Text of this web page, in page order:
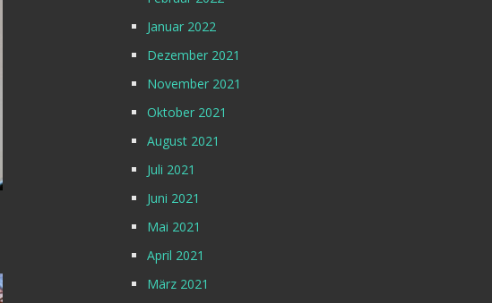
Januar 2022
Dezember 2021
November 2021
Oktober 2021
August 2021
Juli 2021
Juni 2021
Mai 2021
April 2021
März 2021